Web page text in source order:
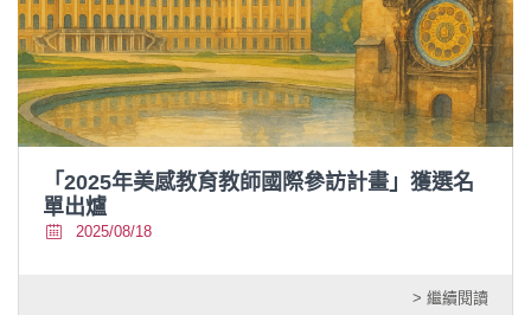
「2025年美感教育教師國際參訪計畫」獲選名
單出爐
2025/08/18
> 繼續閱讀